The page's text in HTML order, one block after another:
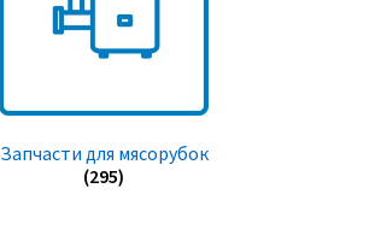
Запчасти для мясорубок
(295)